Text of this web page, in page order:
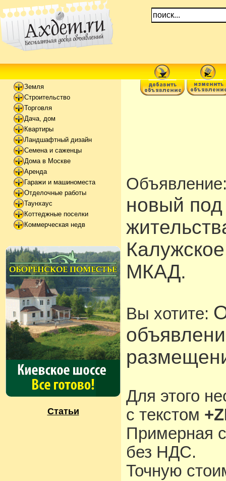
Земля
Строительство
Торговля
Дача, дом
Квартиры
Ландшафтный дизайн
Семена и саженцы
Дома в Москве
Аренда
Гаражи и машиноместа
Отделочные работы
Таунхаус
Коттеджные поселки
Коммерческая недв
Статьи
новый
МКАД.
Вы хотите:
Для этого
с текстом
Примерная
без НДС.
Точную